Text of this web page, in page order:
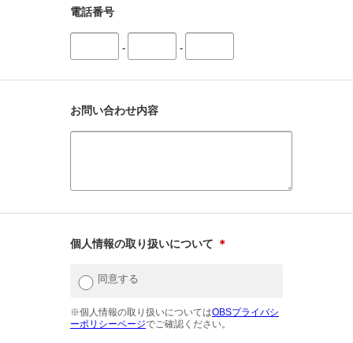
電話番号
- -
お問い合わせ内容
個人情報の取り扱いについて ＊
同意する
※個人情報の取り扱いについてはOBSプライバシ
ーポリシーページでご確認ください。